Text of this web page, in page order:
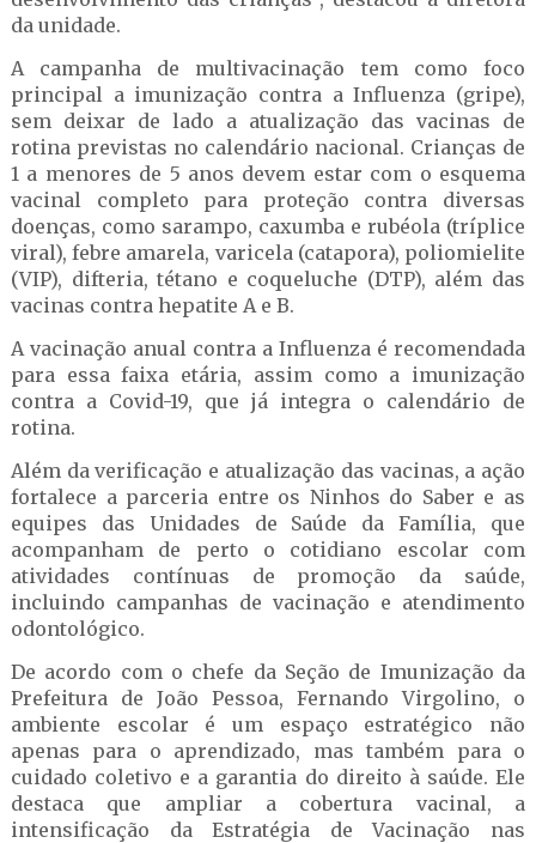
da unidade.
A campanha de multivacinação tem como foco
principal a imunização contra a Influenza (gripe),
sem deixar de lado a atualização das vacinas de
rotina previstas no calendário nacional. Crianças de
1 a menores de 5 anos devem estar com o esquema
vacinal completo para proteção contra diversas
doenças, como sarampo, caxumba e rubéola (tríplice
viral), febre amarela, varicela (catapora), poliomielite
(VIP), difteria, tétano e coqueluche (DTP), além das
vacinas contra hepatite A e B.
A vacinação anual contra a Influenza é recomendada
para essa faixa etária, assim como a imunização
contra a Covid-19, que já integra o calendário de
rotina.
Além da verificação e atualização das vacinas, a ação
fortalece a parceria entre os Ninhos do Saber e as
equipes das Unidades de Saúde da Família, que
acompanham de perto o cotidiano escolar com
atividades contínuas de promoção da saúde,
incluindo campanhas de vacinação e atendimento
odontológico.
De acordo com o chefe da Seção de Imunização da
Prefeitura de João Pessoa, Fernando Virgolino, o
ambiente escolar é um espaço estratégico não
apenas para o aprendizado, mas também para o
cuidado coletivo e a garantia do direito à saúde. Ele
destaca que ampliar a cobertura vacinal, a
intensificação da Estratégia de Vacinação nas